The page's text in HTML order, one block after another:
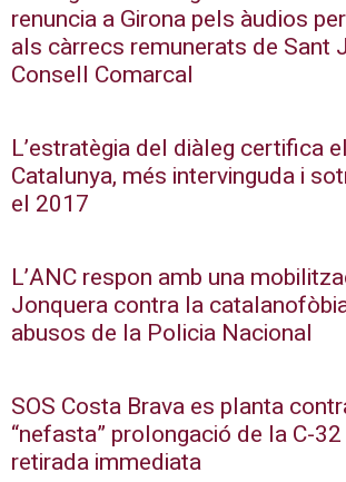
renuncia a Girona pels àudios
als càrrecs remunerats de Sant
Consell Comarcal
L’estratègia del diàleg certifica
Catalunya, més intervinguda i
el 2017
L’ANC respon amb una
Jonquera contra la
abusos de la Policia Nacional
SOS Costa Brava es planta
“nefasta” prolongació de la C-32
retirada immediata